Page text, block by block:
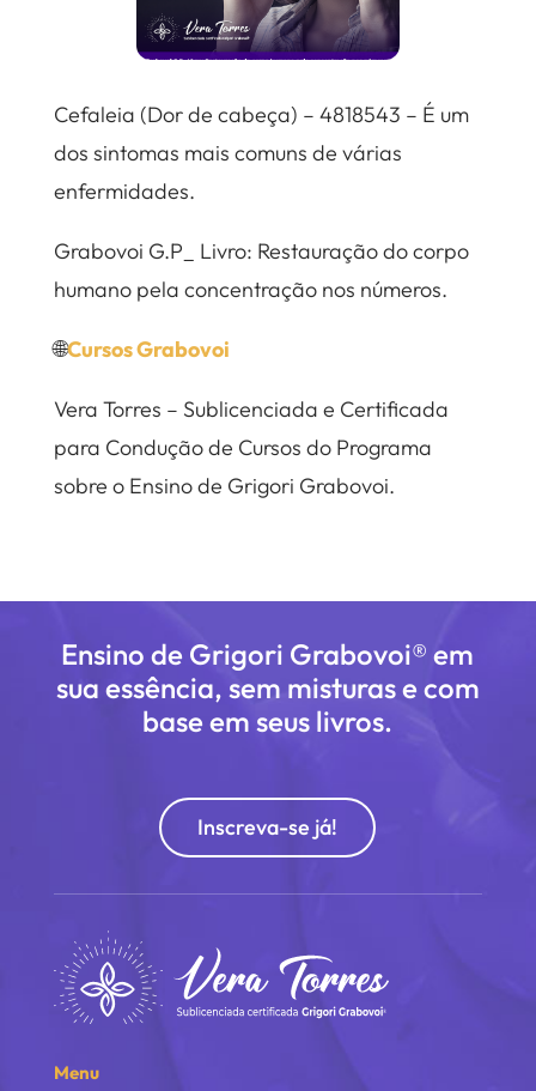
Cefaleia (Dor de cabeça) – 4818543 – É um
dos sintomas mais comuns de várias
enfermidades.
Grabovoi G.P_ Livro: Restauração do corpo
humano pela concentração nos números.
🌐Cursos Grabovoi
Vera Torres – Sublicenciada e Certificada
para Condução de Cursos do Programa
sobre o Ensino de Grigori Grabovoi.
Ensino de Grigori Grabovoi® em
sua essência, sem misturas e com
base em seus livros.
Inscreva-se já!
Menu